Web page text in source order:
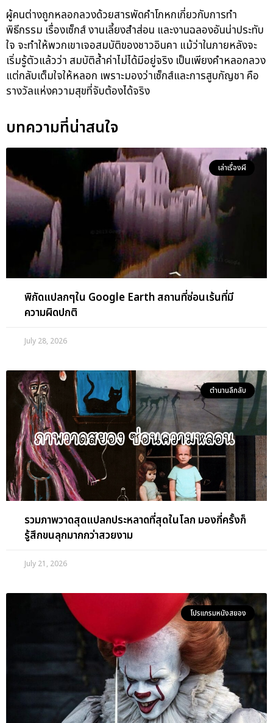
ผู้คนต่างถูกหลอกลวงด้วยสารพัดคำโกหกเกี่ยวกับการทำ
พิธีกรรม เรื่องเซ็กส์ งานเลี้ยงสำส่อน และงานฉลองอันน่าประทับ
ใจ จะทำให้พวกเขาเจอสมบัติของชาวอินคา แม้ว่าในภายหลังจะ
เริ่มรู้ตัวแล้วว่า สมบัติล้ำค่าไม่ได้มีอยู่จริง เป็นเพียงคำหลอกลวง
แต่กลับเต็มใจให้หลอก เพราะมองว่าเซ็กส์และการสูบกัญชา คือ
รางวัลแห่งความสุขที่จับต้องได้จริง
บทความที่น่าสนใจ
เล่าเรื่องผี
พิกัดแปลกๆใน Google Earth สถานที่ซ่อนเร้นที่มี
ความผิดปกติ
July 28, 2026
ตำนานลึกลับ
รวมภาพวาดสุดแปลกประหลาดที่สุดในโลก มองกี่ครั้งก็
รู้สึกขนลุกมากกว่าสวยงาม
July 21, 2026
โปรแกรมหนังสยอง